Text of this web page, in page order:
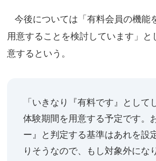
今後については「有料会員の機能
用意することを検討しています」
意するという。
「いきなり『有料です』とし
体験期間を用意する予定です。
ー』と判定する基準はあれを設
りそうなので、もし対象外にな